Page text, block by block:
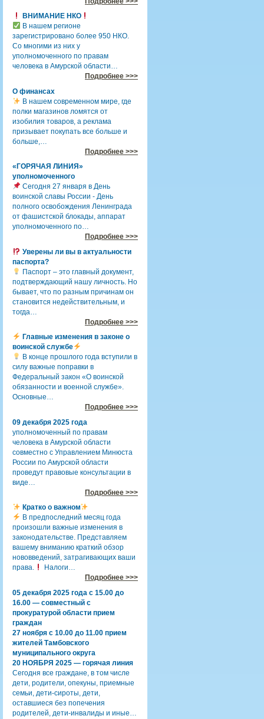
ВНИМАНИЕ НКО
В нашем регионе
зарегистрировано более 950 НКО.
Со многими из них у
уполномоченного по правам
человека в Амурской области…
Подробнее >>>
О финансах
В нашем современном мире, где
полки магазинов ломятся от
изобилия товаров, а реклама
призывает покупать все больше и
больше,…
Подробнее >>>
«ГОРЯЧАЯ ЛИНИЯ»
уполномоченного
Сегодня 27 января в День
воинской славы России - День
полного освобождения Ленинграда
от фашистской блокады, аппарат
уполномоченного по…
Подробнее >>>
Уверены ли вы в актуальности
паспорта?
Паспорт – это главный документ,
подтверждающий нашу личность. Но
бывает, что по разным причинам он
становится недействительным, и
тогда…
Подробнее >>>
Главные изменения в законе о
воинской службе
В конце прошлого года вступили в
силу важные поправки в
Федеральный закон «О воинской
обязанности и военной службе».
Основные…
Подробнее >>>
09 декабря 2025 года
уполномоченный по правам
человека в Амурской области
совместно с Управлением Минюста
России по Амурской области
проведут правовые консультации в
виде…
Подробнее >>>
Кратко о важном
В предпоследний месяц года
произошли важные изменения в
законодательстве. Представляем
вашему вниманию краткий обзор
нововведений, затрагивающих ваши
права.
Налоги…
Подробнее >>>
05 декабря 2025 года с 15.00 до
16.00 — совместный с
прокуратурой области прием
граждан
27 ноября с 10.00 до 11.00 прием
жителей Тамбовского
муниципального округа
20 НОЯБРЯ 2025 — горячая линия
Сегодня все граждане, в том числе
дети, родители, опекуны, приемные
семьи, дети-сироты, дети,
оставшиеся без попечения
родителей, дети-инвалиды и иные…